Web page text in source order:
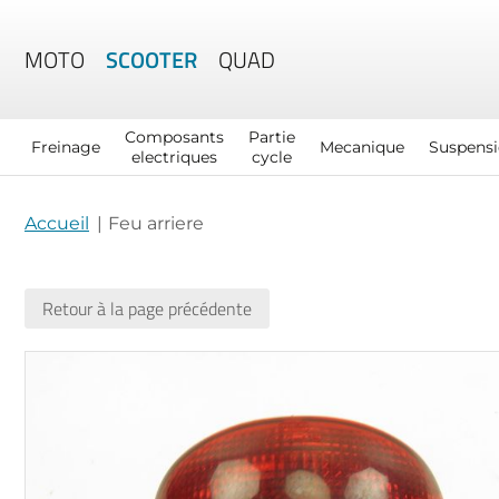
MOTO SCOOTER QUAD
Freinage
Composants
electriques
Partie
cycle
Mecanique
Accueil Feu arriere
Retour à la page précédente
images